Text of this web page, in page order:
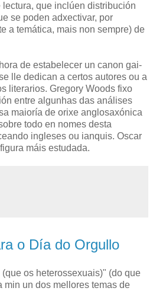
que inclúen distribución
se poden adxectivar, por
a temática, mais non sempre) de
de estabelecer un canon gai-
lle dedican a certos autores ou a
literarios. Gregory Woods fixo
entre algunhas das análises
maioría de orixe anglosaxónica
todo en nomes desta
ingleses ou ianquis. Oscar
máis estudada.
o Día do Orgullo
os heterossexuais)" (do que
min un dos mellores temas de